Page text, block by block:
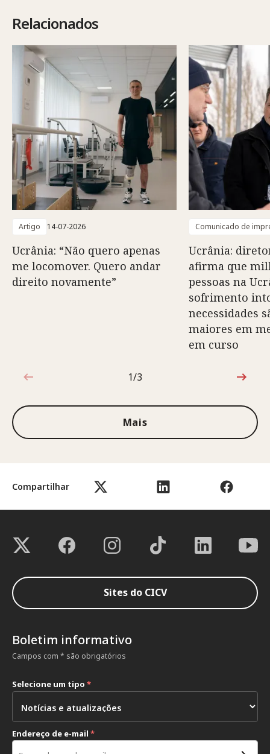
Compartilhar
Relacionados
Artigo 14-07-2026
Ucrânia: “Não quero apenas
me locomover. Quero andar
direito novamente”
Comunicado de
Ucrânia:
afirma que
pessoas na
sofrimento
necessidades
maiores em
em curso
1 de 3
1/3
Mais
Sites do CICV
Boletim informativo
Campos com * são obrigatórios
Selecione um tipo *
Endereço de e-mail *